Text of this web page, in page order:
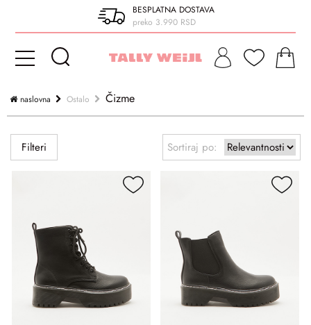
BESPLATNA DOSTAVA
preko 3.990 RSD
naslovna Ostalo Čizme
Filteri Sortiraj po: